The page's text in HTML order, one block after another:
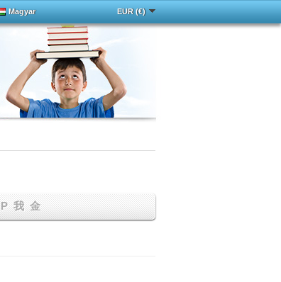
Р 我 金
Magyar
Deutsch
Français
English
Italy
Português
Русский
Türkçe
EUR (€)